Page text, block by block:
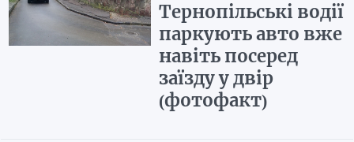
Тернопільські водії
паркують авто вже
навіть посеред
заїзду у двір
(фотофакт)